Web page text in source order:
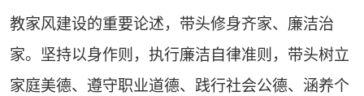
教家风建设的重要论述，带头修身齐家、廉洁治
家。坚持以身作则，执行廉洁自律准则，带头树立
家庭美德、遵守职业道德、践行社会公德、涵养个